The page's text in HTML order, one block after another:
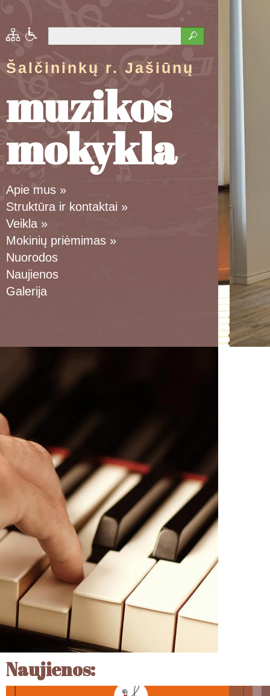
Šalčininkų r. Jašiūnų
muzikos
mokykla
Apie mus »
Struktūra ir kontaktai »
Veikla »
Mokinių priėmimas »
Nuorodos
Naujienos
Galerija
Naujienos: